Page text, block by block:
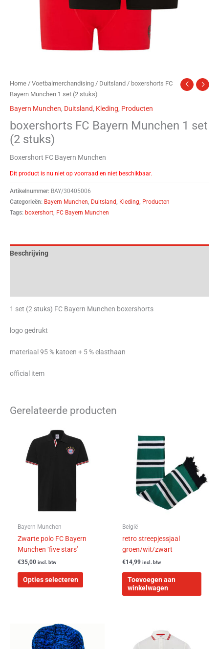
Home / Voetbalmerchandising / Duitsland / boxershorts FC
Bayern Munchen 1 set (2 stuks)
Bayern Munchen, Duitsland, Kleding, Producten
boxershorts FC Bayern Munchen 1 set
(2 stuks)
Boxershort FC Bayern Munchen
Dit product is nu niet op voorraad en niet beschikbaar.
Artikelnummer: BAY/30405006
Categorieën: Bayern Munchen Duitsland Kleding Producten
Tags: boxershort FC Bayern Munchen
Beschrijving
1 set (2 stuks) FC Bayern Munchen boxershorts
logo gedrukt
materiaal 95 % katoen + 5 % elasthaan
official item
Gerelateerde producten
Bayern Munchen
Zwarte polo FC Bayern
Munchen ‘five stars’
€35,00 incl. btw
Opties selecteren
heeft
meerdere
op
België
retro streepjessjaal
groen/wit/zwart
€14,99 incl. btw
Toevoegen aan
winkelwagen
product